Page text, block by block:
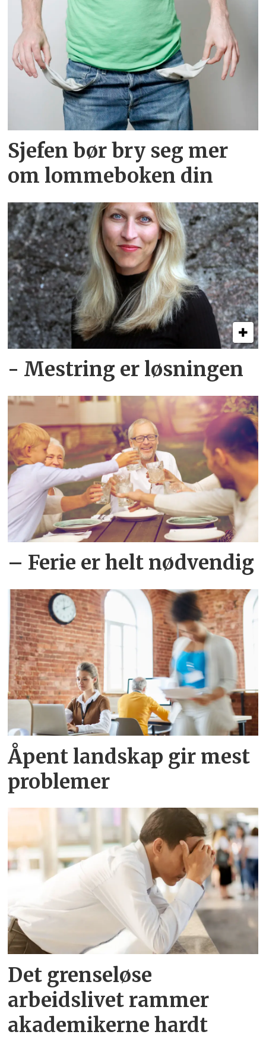
Sjefen bør bry seg mer
om lommeboken din
- Mestring er løsningen
– Ferie er helt nødvendig
Åpent landskap gir mest
problemer
Det grenseløse
arbeidslivet rammer
akademikerne hardt